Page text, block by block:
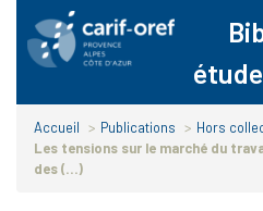
Accueil > Publications > Hors
Les tensions sur le marché du
des (…)
Panneau de gestion des cookies